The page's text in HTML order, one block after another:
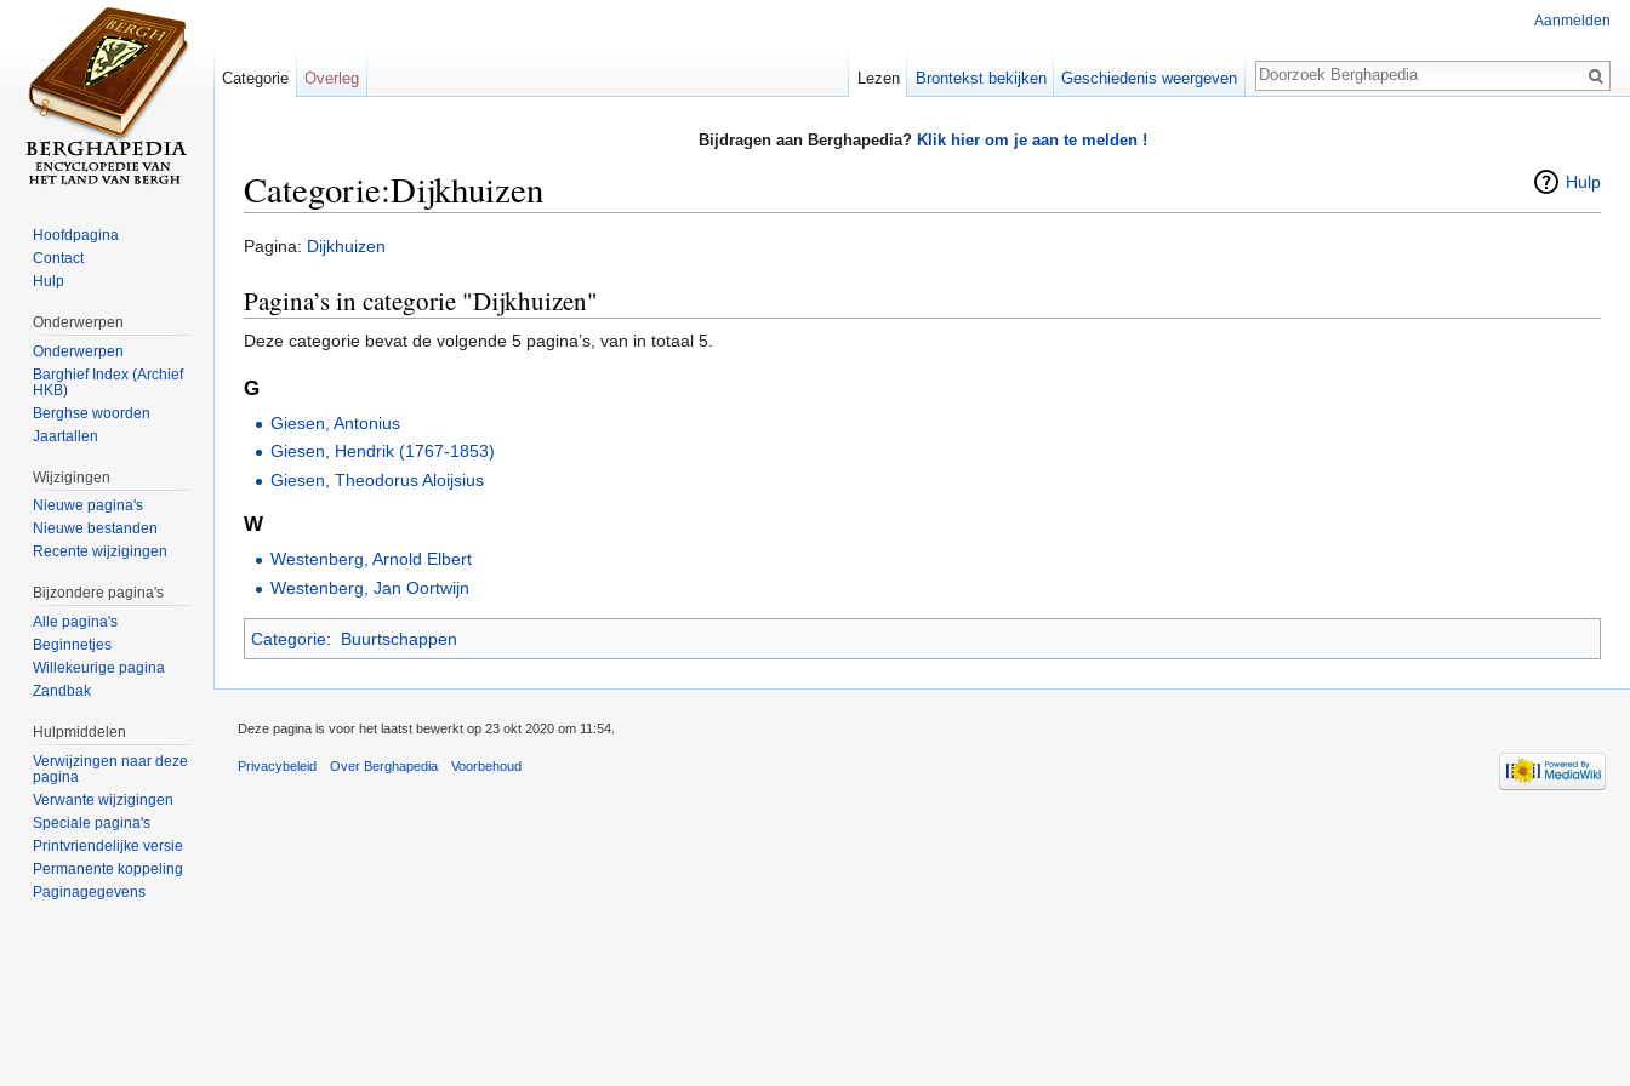
Bijdragen aan Berghapedia? Klik hier om je aan te melden !
Hulp
Categorie:Dijkhuizen
Pagina: Dijkhuizen
Pagina’s in categorie "Dijkhuizen"
Deze categorie bevat de volgende 5 pagina’s, van in totaal 5.
G
Giesen, Antonius
Giesen, Hendrik (1767-1853)
Giesen, Theodorus Aloijsius
W
Westenberg, Arnold Elbert
Westenberg, Jan Oortwijn
Categorie: Buurtschappen
Aanmelden
Categorie Overleg Lezen Brontekst bekijken Geschiedenis weergeven
Zoeken
Hoofdpagina
Contact
Hulp
Onderwerpen
Onderwerpen
Barghief Index (Archief
HKB)
Berghse woorden
Jaartallen
Wijzigingen
Nieuwe pagina's
Nieuwe bestanden
Recente wijzigingen
Bijzondere pagina's
Alle pagina's
Beginnetjes
Willekeurige pagina
Zandbak
Hulpmiddelen
Verwijzingen naar deze
pagina
Verwante wijzigingen
Speciale pagina's
Printvriendelijke versie
Permanente koppeling
Paginagegevens
Deze pagina is voor het laatst bewerkt op 23 okt 2020 om 11:54.
Privacybeleid Over Berghapedia Voorbehoud